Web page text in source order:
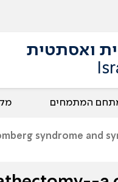
ואסתטית
המתמחים
syndrome and